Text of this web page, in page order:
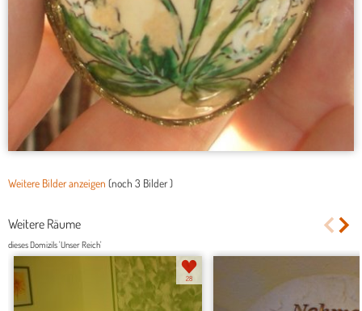
Weitere Bilder anzeigen (noch 3 Bilder)
Weitere Räume
dieses Domizils 'Unser Reich'
28